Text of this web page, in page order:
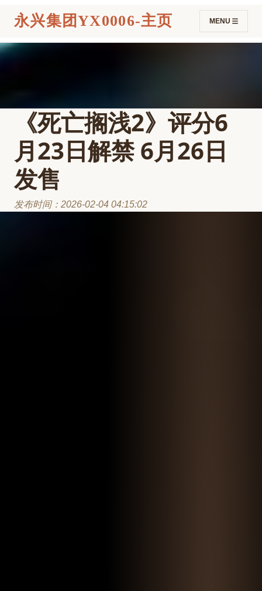
永兴集团YX0006-主页 MENU
《死亡搁浅2》评分6
月23日解禁 6月26日
发售
发布时间：2026-02-04 04:15:02